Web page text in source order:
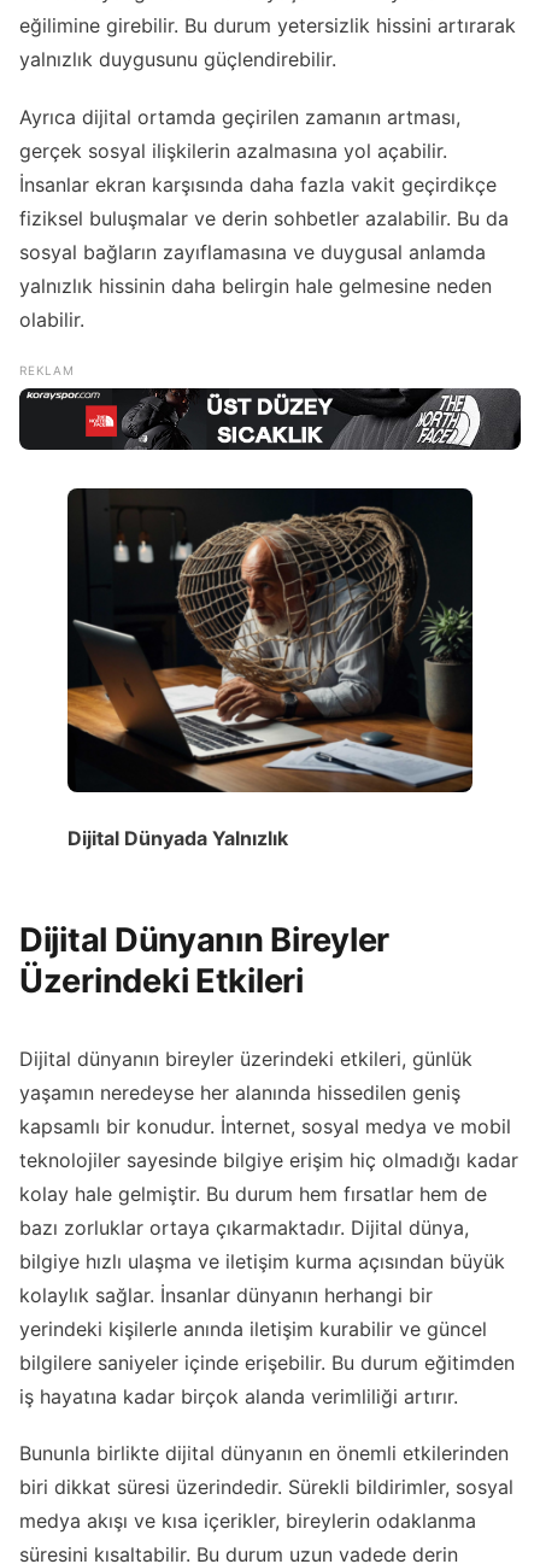
eğilimine girebilir. Bu durum yetersizlik hissini artırarak
yalnızlık duygusunu güçlendirebilir.
Ayrıca dijital ortamda geçirilen zamanın artması,
gerçek sosyal ilişkilerin azalmasına yol açabilir.
İnsanlar ekran karşısında daha fazla vakit geçirdikçe
fiziksel buluşmalar ve derin sohbetler azalabilir. Bu da
sosyal bağların zayıflamasına ve duygusal anlamda
yalnızlık hissinin daha belirgin hale gelmesine neden
olabilir.
Dijital Dünyada Yalnızlık
Dijital Dünyanın Bireyler
Üzerindeki Etkileri
Dijital dünyanın bireyler üzerindeki etkileri, günlük
yaşamın neredeyse her alanında hissedilen geniş
kapsamlı bir konudur. İnternet, sosyal medya ve mobil
teknolojiler sayesinde bilgiye erişim hiç olmadığı kadar
kolay hale gelmiştir. Bu durum hem fırsatlar hem de
bazı zorluklar ortaya çıkarmaktadır. Dijital dünya,
bilgiye hızlı ulaşma ve iletişim kurma açısından büyük
kolaylık sağlar. İnsanlar dünyanın herhangi bir
yerindeki kişilerle anında iletişim kurabilir ve güncel
bilgilere saniyeler içinde erişebilir. Bu durum eğitimden
iş hayatına kadar birçok alanda verimliliği artırır.
Bununla birlikte dijital dünyanın en önemli etkilerinden
biri dikkat süresi üzerindedir. Sürekli bildirimler, sosyal
medya akışı ve kısa içerikler, bireylerin odaklanma
süresini kısaltabilir. Bu durum uzun vadede derin